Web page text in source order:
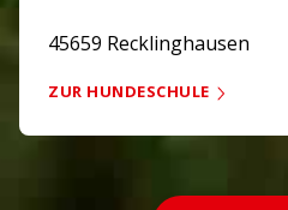
45659 Recklinghausen
ZUR HUNDESCHULE